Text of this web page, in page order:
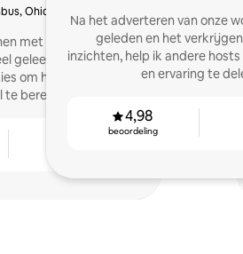
Ohio
met verhuren en heb
geleerd. Ik help graag
om hun volledige
bereiken.
Na het adverteren van onze
geleden en het
inzichten, help ik andere
en ervaring te
4,98
beoordeling